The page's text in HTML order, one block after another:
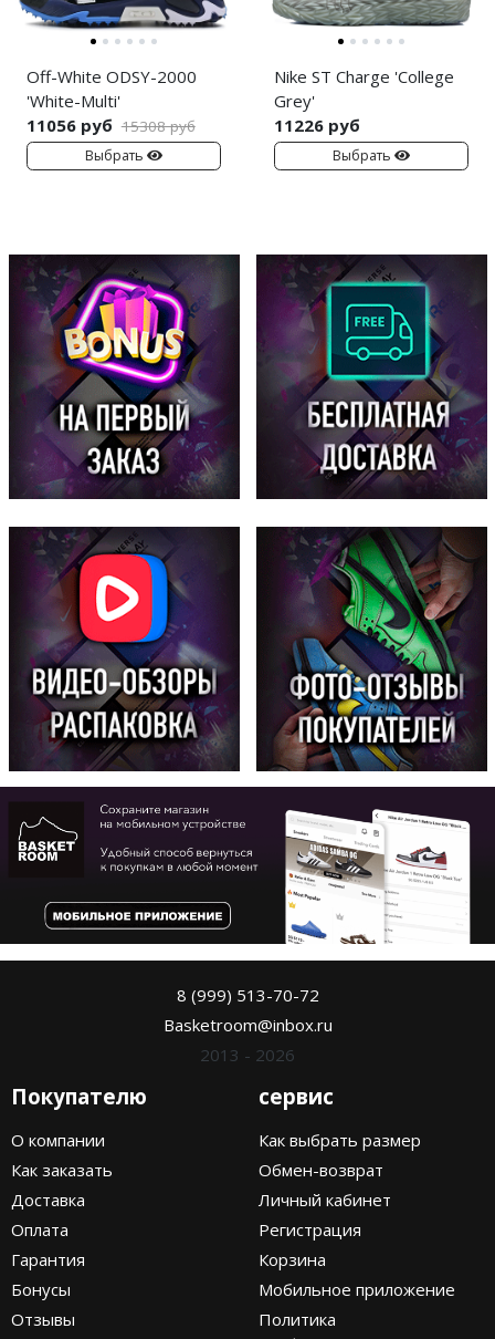
Off-White ODSY-2000
'White-Multi'
11056 руб 15308 руб
Выбрать
Nike ST Charge 'College
Grey'
11226 руб
Выбрать
8 (999) 513-70-72
Basketroom@inbox.ru
2013 - 2026
Покупателю
О компании
Как заказать
Доставка
Оплата
Гарантия
Бонусы
Отзывы
сервис
Как выбрать размер
Обмен-возврат
Личный кабинет
Регистрация
Корзина
Мобильное приложение
Политика